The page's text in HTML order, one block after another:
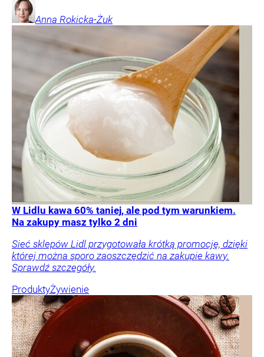
Anna Rokicka-Żuk
W Lidlu kawa 60% taniej, ale pod tym warunkiem.
Na zakupy masz tylko 2 dni
Sieć sklepów Lidl przygotowała krótką promocję, dzięki
której można sporo zaoszczędzić na zakupie kawy.
Sprawdź szczegóły.
ProduktyŻywienie